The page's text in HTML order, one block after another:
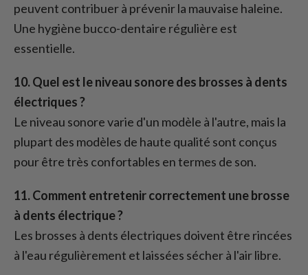
peuvent contribuer à prévenir la mauvaise haleine.
Une hygiène bucco-dentaire régulière est
essentielle.
10. Quel est le niveau sonore des brosses à dents
électriques ?
Le niveau sonore varie d'un modèle à l'autre, mais la
plupart des modèles de haute qualité sont conçus
pour être très confortables en termes de son.
11. Comment entretenir correctement une brosse
à dents électrique ?
Les brosses à dents électriques doivent être rincées
à l'eau régulièrement et laissées sécher à l'air libre.